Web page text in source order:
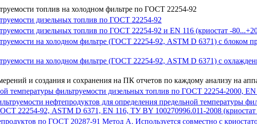
топлив на холодном фильтре по ГОСТ 22254-92
дизельных топлив по ГОСТ 22254-92
дизельных топлив по ГОСТ 22254-92 и EN 116 (криостат -
на холодном фильтре (ГОСТ 22254-92, ASTM D 6371) с блоком
на холодном фильтре (ГОСТ 22254-92, ASTM D 6371) с
и создания и сохранения на ПК отчетов по каждому анализу на
температуры фильтруемости дизельных топлив по ГОСТ 22254-2000, EN
нефтепродуктов для определения предельной температуры
22254-92, ASTM D 6371, EN 116, ТУ BY 100270996.011-2008
по ГОСТ 20287-91 Метод А. Используется совместно с